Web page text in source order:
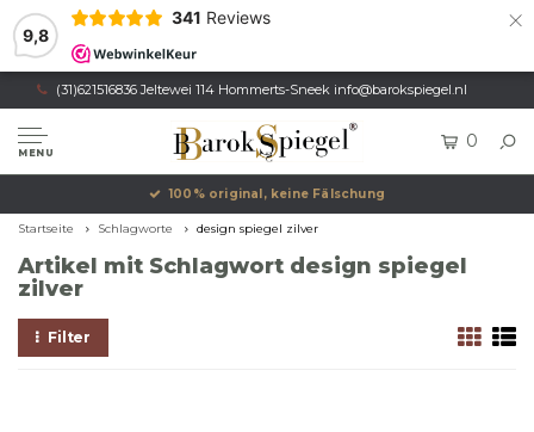
9,8
341 Reviews ×
(31)621516836 Jeltewei 114 Hommerts-Sneek info@barokspiegel.nl
MENU
0
100% original, keine Fälschung
Startseite Schlagworte design spiegel zilver
Artikel mit Schlagwort design spiegel
zilver
Filter